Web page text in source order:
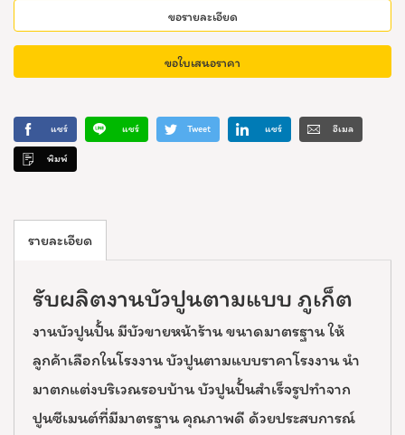
ขอรายละเอียด
ขอใบเสนอราคา
แชร์ แชร์ Tweet แชร์ อีเมล
พิมพ์
รายละเอียด
รับผลิตงานบัวปูนตามแบบ ภูเก็ต
งานบัวปูนปั้น มีบัวขายหน้าร้าน ขนาดมาตรฐาน ให้
ลูกค้าเลือกในโรงงาน บัวปูนตามแบบราคาโรงงาน นำ
มาตกแต่งบริเวณรอบบ้าน บัวปูนปั้นสำเร็จรูปทำจาก
ปูนซีเมนต์ที่มีมาตรฐาน คุณภาพดี ด้วยประสบการณ์